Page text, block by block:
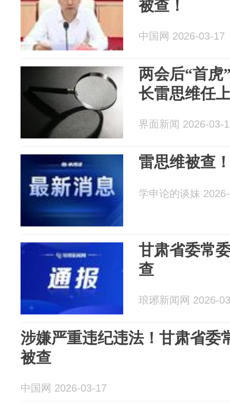
被查！
中国网 2026-03-17
两会后“首虎
长雷思维任
界面新闻 2026-03-
雷思维被查
学申论的谈妹
甘肃省委常
查
琅琊新闻网 2026-
涉嫌严重违纪违法！甘肃省委
被查
中国网 2026-03-17